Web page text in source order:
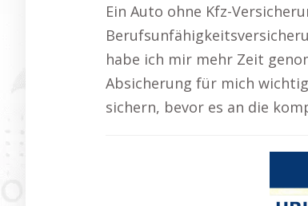
Ein Auto ohne Kfz-
habe ich mir mehr Zeit
Absicherung für mich
sichern, bevor es an die